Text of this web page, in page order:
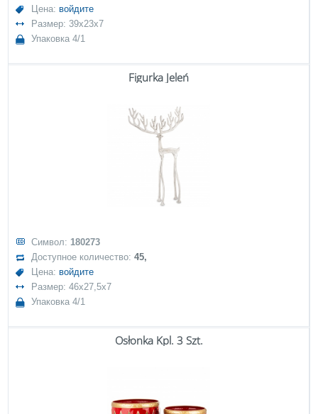
Цена: войдите
Размер: 39x23x7
Упаковка 4/1
Figurka Jeleń
Символ: 180273
Доступное количество:45,
Цена: войдите
Размер: 46x27,5x7
Упаковка 4/1
Osłonka Kpl. 3 Szt.